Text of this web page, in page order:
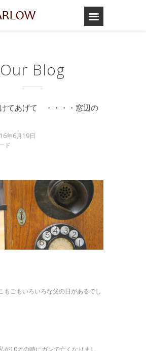
Our Blog
てあげて ・・・・窓辺の
年6月19日
ド
もごもいろいろな父の日があるでし
が10才の時にガンで亡くなりまし